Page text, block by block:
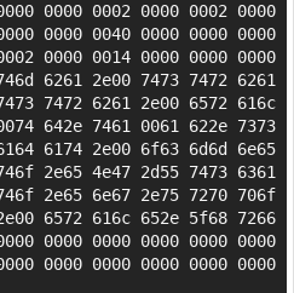
0000 0002 0000 0002 0000
0000 0040 0000 0000 0000
0000 0014 0000 0000 0000
6261 2e00 7473 7472 6261
7472 6261 2e00 6572 616c
642e 7461 0061 622e 7373
6174 2e00 6f63 6d6d 6e65
2e65 4e47 2d55 7473 6361
2e65 6e67 2e75 7270 706f
6572 616c 652e 5f68 7266
0000 0000 0000 0000 0000
0000 0000 0000 0000 0000